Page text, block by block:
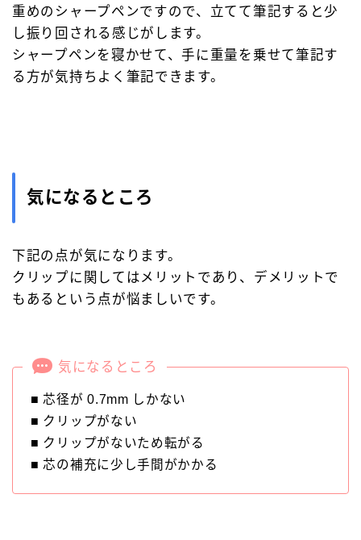
重めのシャープペンですので、立てて筆記すると少
し振り回される感じがします。
シャープペンを寝かせて、手に重量を乗せて筆記す
る方が気持ちよく筆記できます。
気になるところ
下記の点が気になります。
クリップに関してはメリットであり、デメリットで
もあるという点が悩ましいです。
気になるところ
■ 芯径が 0.7mm しかない
■ クリップがない
■ クリップがないため転がる
■ 芯の補充に少し手間がかかる